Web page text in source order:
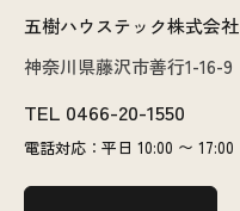
五樹ハウステック株式会社
神奈川県藤沢市善行1-16-9
TEL 0466-20-1550
電話対応：平日 10:00 〜 17:00